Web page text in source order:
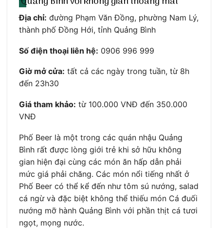
Địa chỉ: đường Phạm Văn Đồng, phường Nam Lý,
thành phố Đồng Hới, tỉnh Quảng Bình
Số điện thoại liên hệ: 0906 996 999
Giờ mở cửa: tất cả các ngày trong tuần, từ 8h
đến 23h30
Giá tham khảo: từ 100.000 VNĐ đến 350.000
VNĐ
Phố Beer là một trong các quán nhậu Quảng
Bình rất được lòng giới trẻ khi sở hữu không
gian hiện đại cùng các món ăn hấp dẫn phải
mức giá phải chăng. Các món nổi tiếng nhất ở
Phố Beer có thể kể đến như tôm sú nướng, salad
cá ngừ và đặc biệt không thể thiếu món Cá đuối
nướng mỡ hành Quảng Bình với phần thịt cá tươi
ngọt, mọng nước.